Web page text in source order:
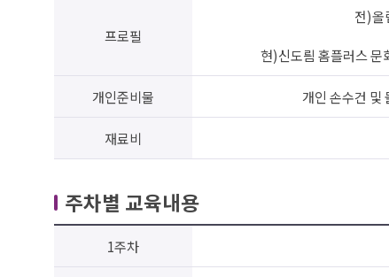
프로필
전)올
현)신도릠 홈플러스 문
개인준비물 개인 손수건 및
재료비
주차별 교육내용
1주차